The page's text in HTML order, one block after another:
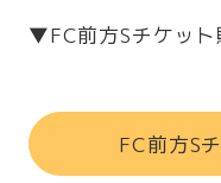
▼FC前方Sチケッ
FC前方S